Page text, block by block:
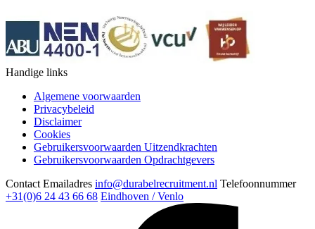
Handige links
Algemene voorwaarden
Privacybeleid
Disclaimer
Cookies
Gebruikersvoorwaarden Uitzendkrachten
Gebruikersvoorwaarden Opdrachtgevers
Contact Emailadres info@durabelrecruitment.nl Telefoonnummer
+31(0)6 24 43 66 68 Eindhoven / Venlo